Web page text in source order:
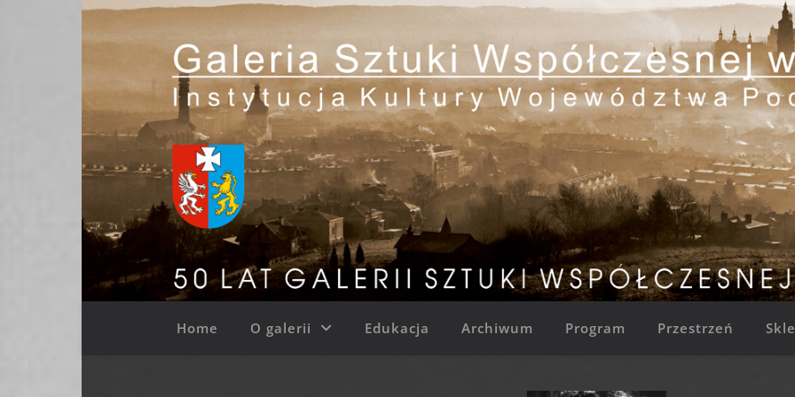
Home O galerii Edukacja Archiwum Program Przestrzeń